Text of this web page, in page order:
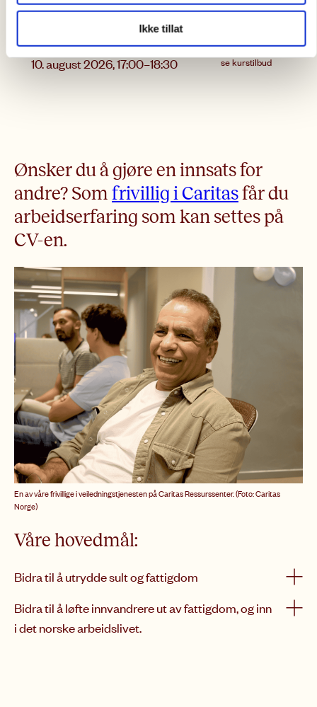
Ikke tillat
sammen om ulike tema. Tilbudet er gratis, […]
10. august 2026,17:00–18:30 se kurstilbud
Ønsker du å gjøre en innsats for
andre? Som frivillig i Caritasfår du
arbeidserfaring som kan settes på
CV-en.
En av våre frivillige i veiledningstjenesten på Caritas Ressurssenter. (Foto: Caritas
Norge)
Våre hovedmål:
Bidra til å utrydde sult og fattigdom
Bidra til å løfte innvandrere ut av fattigdom, og inn
i det norske arbeidslivet.